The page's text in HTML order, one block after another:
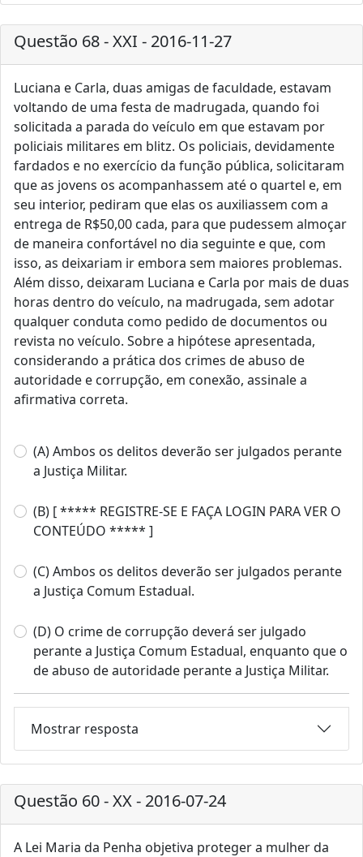
Questão 68 - XXI - 2016-11-27
Luciana e Carla, duas amigas de faculdade, estavam
voltando de uma festa de madrugada, quando foi
solicitada a parada do veículo em que estavam por
policiais militares em blitz. Os policiais, devidamente
fardados e no exercício da função pública, solicitaram
que as jovens os acompanhassem até o quartel e, em
seu interior, pediram que elas os auxiliassem com a
entrega de R$50,00 cada, para que pudessem almoçar
de maneira confortável no dia seguinte e que, com
isso, as deixariam ir embora sem maiores problemas.
Além disso, deixaram Luciana e Carla por mais de duas
horas dentro do veículo, na madrugada, sem adotar
qualquer conduta como pedido de documentos ou
revista no veículo. Sobre a hipótese apresentada,
considerando a prática dos crimes de abuso de
autoridade e corrupção, em conexão, assinale a
afirmativa correta.
(A) Ambos os delitos deverão ser julgados perante
a Justiça Militar.
(B) [ ***** REGISTRE-SE E FAÇA LOGIN PARA VER O
CONTEÚDO ***** ]
(C) Ambos os delitos deverão ser julgados perante
a Justiça Comum Estadual.
(D) O crime de corrupção deverá ser julgado
perante a Justiça Comum Estadual, enquanto que o
de abuso de autoridade perante a Justiça Militar.
Mostrar resposta
Questão 60 - XX - 2016-07-24
A Lei Maria da Penha objetiva proteger a mulher da